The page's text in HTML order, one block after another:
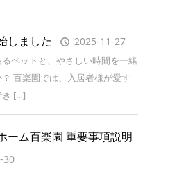
しました 2025-11-27
ペットと、やさしい時間を一緒
百楽園では、入居者様が愛す
き […]
ーム百楽園 重要事項説明
30